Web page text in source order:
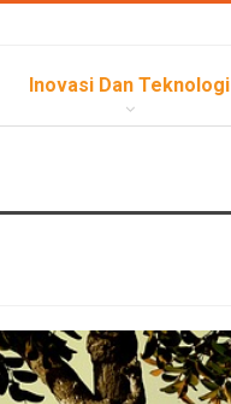
Inovasi Dan Teknologi